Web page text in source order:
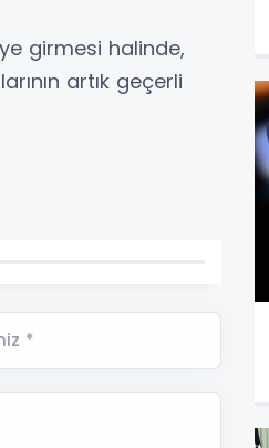
girmesi halinde,
artık geçerli
*